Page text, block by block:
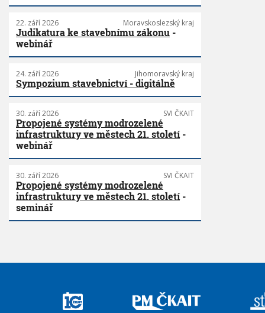
22. září 2026 Moravskoslezský kraj
Judikatura ke stavebnímu zákonu -
webinář
24. září 2026 Jihomoravský kraj
Sympozium stavebnictví - digitálně
30. září 2026 SVI ČKAIT
Propojené systémy modrozelené
infrastruktury ve městech 21. století -
webinář
30. září 2026 SVI ČKAIT
Propojené systémy modrozelené
infrastruktury ve městech 21. století -
seminář